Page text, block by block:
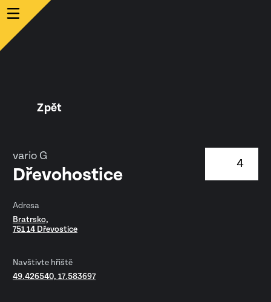
Zpět
vario G
Dřevohostice
4
Adresa
Bratrsko,
751 14 Dřevostice
Navštivte hřiště
49.426540, 17.583697